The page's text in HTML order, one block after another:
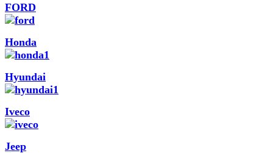
FORD
Honda
Hyundai
Iveco
Jeep